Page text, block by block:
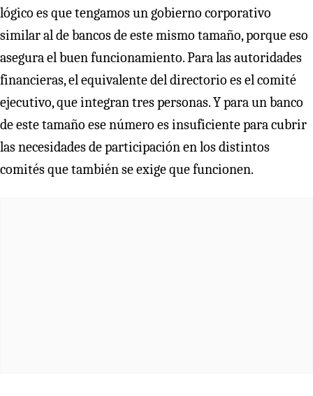
lógico es que tengamos un gobierno corporativo
similar al de bancos de este mismo tamaño, porque eso
asegura el buen funcionamiento. Para las autoridades
financieras, el equivalente del directorio es el comité
ejecutivo, que integran tres personas. Y para un banco
de este tamaño ese número es insuficiente para cubrir
las necesidades de participación en los distintos
comités que también se exige que funcionen.